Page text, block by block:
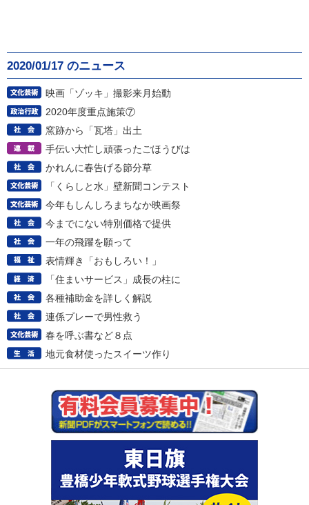
2020/01/17 のニュース
映画「ゾッキ」撮影来月始動
2020年度重点施策⑦
窯跡から「瓦塔」出土
手伝い大忙し頑張ったごほうびは
かれんに春告げる節分草
「くらしと水」壁新聞コンテスト
今年もしんしろまちなか映画祭
今までにない特別価格で提供
一年の飛躍を願って
表情輝き「おもしろい！」
「住まいサービス」成長の柱に
各種補助金を詳しく解説
連係プレーで男性救う
春を呼ぶ書など８点
地元食材使ったスイーツ作り